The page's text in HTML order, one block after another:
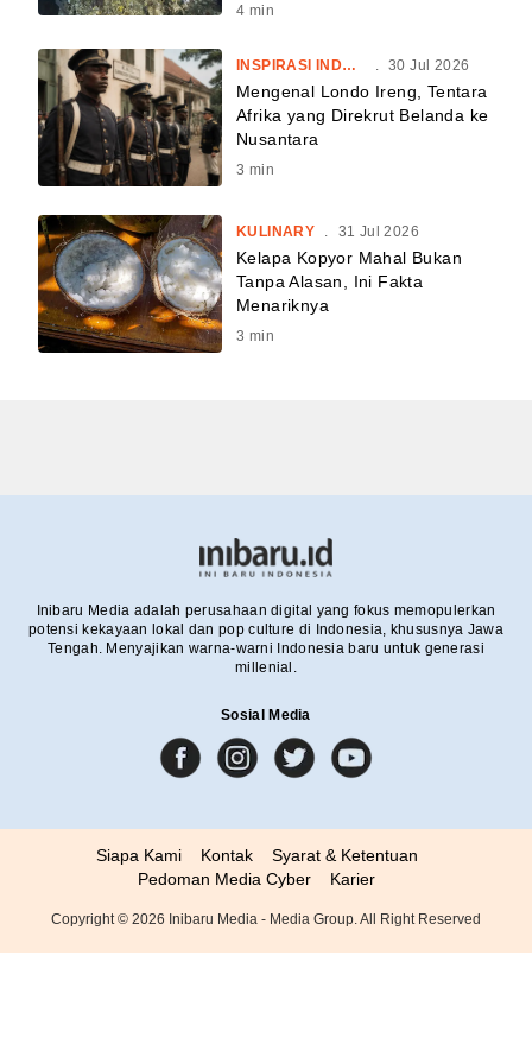
4 min
INSPIRASI INDONESIA 30 Jul 2026
Mengenal Londo Ireng, Tentara
Afrika yang Direkrut Belanda ke
Nusantara
3 min
KULINARY . 31 Jul 2026
Kelapa Kopyor Mahal Bukan
Tanpa Alasan, Ini Fakta
Menariknya
3 min
Inibaru Media adalah perusahaan digital yang fokus memopulerkan
potensi kekayaan lokal dan pop culture di Indonesia, khususnya Jawa
Tengah. Menyajikan warna-warni Indonesia baru untuk generasi
millenial.
Sosial Media
Siapa Kami Kontak
Syarat & Ketentuan
Pedoman Media Cyber
Karier
Copyright © 2026 Inibaru Media - Media Group. All Right Reserved